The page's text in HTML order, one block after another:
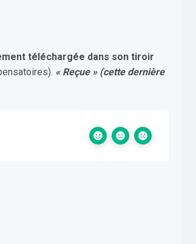
téléchargée dans son tiroir
« Reçue » (cette dernière